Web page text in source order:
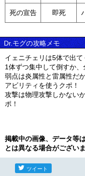
死の宣告 即死
Dr.モグの攻略メモ
イェニチェリは5体で出て
1体ずつ集中して倒すか
弱点は炎属性と雷属性だ
アビリティを使うクポ！
攻撃は物理攻撃しかない
ポ！
掲載中の画像、データ等
とは異なる場合がございま
ツイート